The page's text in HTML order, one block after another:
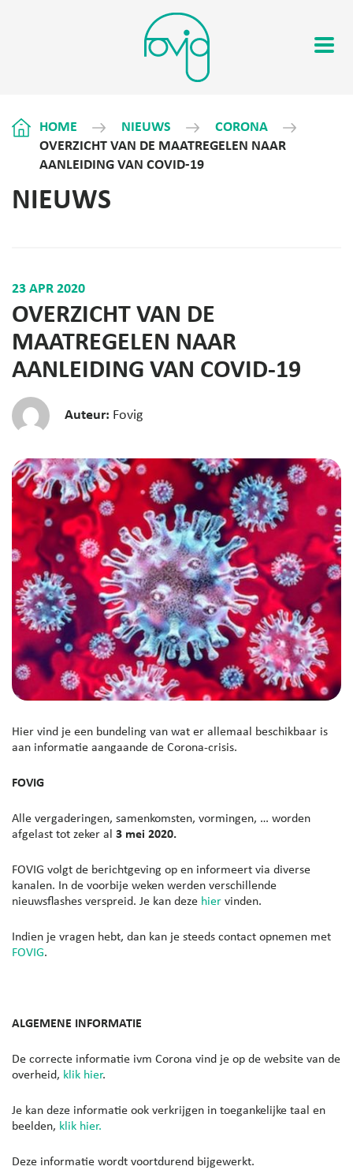
HOME NIEUWS
CORONA
OVERZICHT VAN DE MAATREGELEN NAAR
AANLEIDING VAN COVID-19
NIEUWS
23 APR 2020
OVERZICHT VAN DE
MAATREGELEN NAAR
AANLEIDING VAN COVID-19
Auteur: Fovig
Hier vind je een bundeling van wat er allemaal beschikbaar is
aan informatie aangaande de Corona-crisis.
FOVIG
Alle vergaderingen, samenkomsten, vormingen, … worden
afgelast tot zeker al 3 mei 2020.
FOVIG volgt de berichtgeving op en informeert via diverse
kanalen. In de voorbije weken werden verschillende
nieuwsflashes verspreid. Je kan deze hier vinden.
Indien je vragen hebt, dan kan je steeds contact opnemen met
FOVIG.
ALGEMENE INFORMATIE
De correcte informatie ivm Corona vind je op de website van de
overheid, klik hier.
Je kan deze informatie ook verkrijgen in toegankelijke taal en
beelden, klik hier.
Deze informatie wordt voortdurend bijgewerkt.